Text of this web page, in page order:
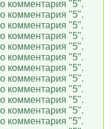
комментария "5".
комментария "5".
комментария "5".
комментария "5".
комментария "5".
комментария "5".
комментария "5".
комментария "5".
комментария "5".
комментария "5".
комментария "5".
комментария "5".